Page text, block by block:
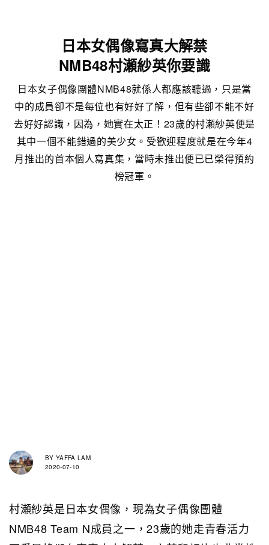
日本女偶像寫真大解禁
NMB48村瀬紗英你要識
日本女子偶像團體NMB48就係人都應該聽過，只是當
中的成員卻不是每位也有好好了解，但有些卻不能不好
去好好認識，因為，她實在太正！23歲的村瀬紗英便是
其中一個不能錯過的美少女。受歡迎程度就是在今年4
月推出的首本個人寫真集，當時未推出便已已榮得預約
榜冠軍。
BY YAFFA LAM
2020-07-10
村瀬紗英是日本女偶像，現為女子偶像團體
NMB48 Team N成員之一，23歲的她走青春活力